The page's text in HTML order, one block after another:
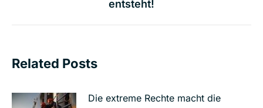
entsteht!
Related Posts
Die extreme Rechte macht die